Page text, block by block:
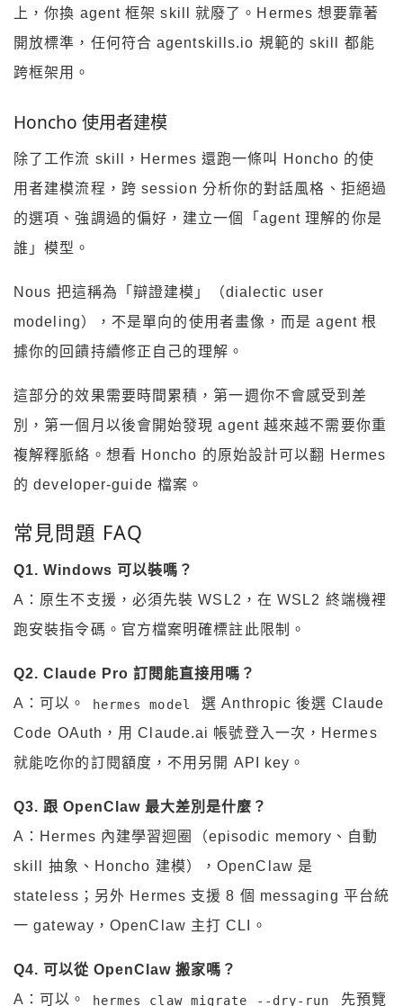
上，你換 agent 框架 skill 就廢了。Hermes 想要靠著
開放標準，任何符合 agentskills.io 規範的 skill 都能
跨框架用。
Honcho 使用者建模
除了工作流 skill，Hermes 還跑一條叫 Honcho 的使
用者建模流程，跨 session 分析你的對話風格、拒絕過
的選項、強調過的偏好，建立一個「agent 理解的你是
誰」模型。
Nous 把這稱為「辯證建模」（dialectic user
modeling），不是單向的使用者畫像，而是 agent 根
據你的回饋持續修正自己的理解。
這部分的效果需要時間累積，第一週你不會感受到差
別，第一個月以後會開始發現 agent 越來越不需要你重
複解釋脈絡。想看 Honcho 的原始設計可以翻 Hermes
的 developer-guide 檔案。
常見問題 FAQ
Q1. Windows 可以裝嗎？
A：原生不支援，必須先裝 WSL2，在 WSL2 終端機裡
跑安裝指令碼。官方檔案明確標註此限制。
Q2. Claude Pro 訂閱能直接用嗎？
A：可以。
hermes model
選 Anthropic 後選 Claude
Code OAuth，用 Claude.ai 帳號登入一次，Hermes
就能吃你的訂閱額度，不用另開 API key。
Q3. 跟 OpenClaw 最大差別是什麼？
A：Hermes 內建學習迴圈（episodic memory、自動
skill 抽象、Honcho 建模），OpenClaw 是
stateless；另外 Hermes 支援 8 個 messaging 平台統
一 gateway，OpenClaw 主打 CLI。
Q4. 可以從 OpenClaw 搬家嗎？
A：可以。
hermes claw migrate --dry-run 先預覽